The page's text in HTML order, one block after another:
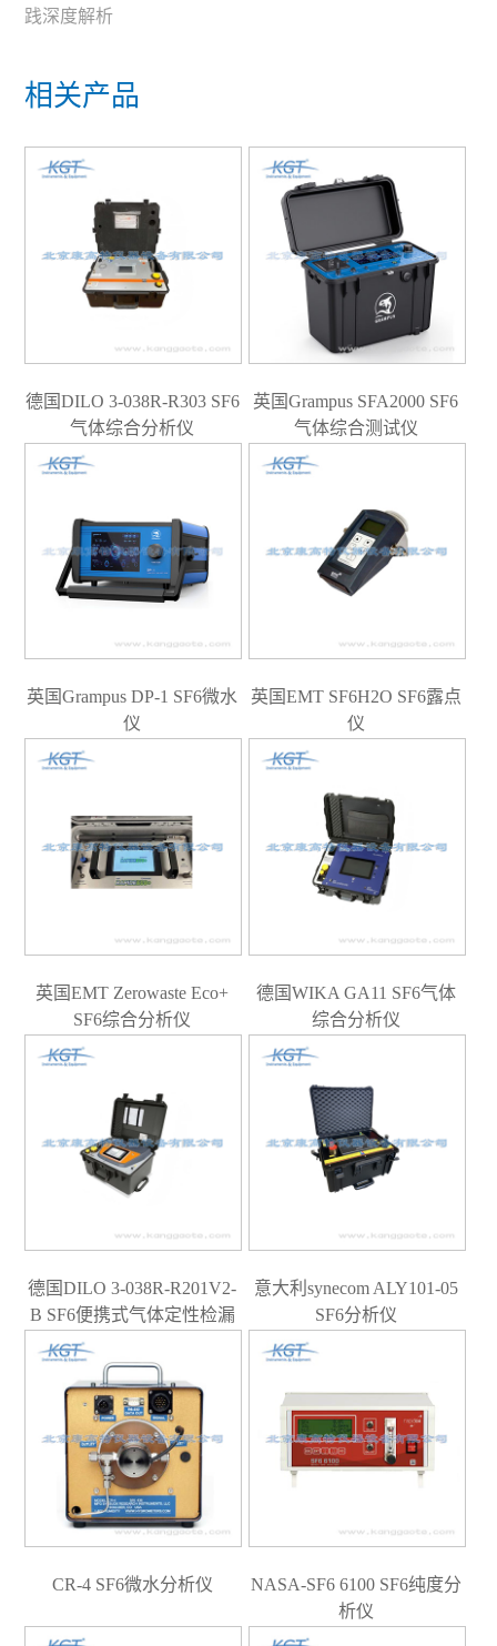
践深度解析
相关产品
德国DILO 3-038R-R303 SF6
气体综合分析仪
英国Grampus SFA2000 SF6
气体综合测试仪
英国Grampus DP-1 SF6微水
仪
英国EMT SF6H2O SF6露点
仪
英国EMT Zerowaste Eco+
SF6综合分析仪
德国WIKA GA11 SF6气体
综合分析仪
德国DILO 3-038R-R201V2-
B SF6便携式气体定性检漏
意大利synecom ALY101-05
SF6分析仪
CR-4 SF6微水分析仪
NASA-SF6 6100 SF6纯度分
析仪